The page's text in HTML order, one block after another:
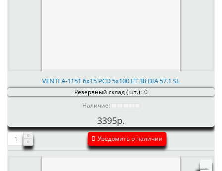
VENTI А-1151 6x15 PCD 5x100 ET 38 DIA 57.1 SL
Резервный склад (шт.): 0
Наличие:
3395р.
Уведомить о наличии